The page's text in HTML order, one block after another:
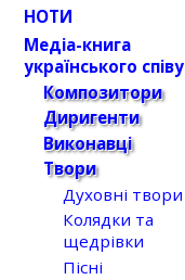
НОТИ
Медіа-книга
українського співу
Композитори
Диригенти
Виконавці
Твори
Духовні твори
Колядки та
щедрівки
Пісні